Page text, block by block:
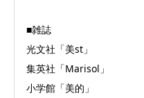
■雑誌
光文社「美st」
集英社「Marisol」
小学館「美的」